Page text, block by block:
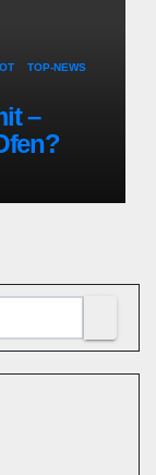
TOP-NEWS
–